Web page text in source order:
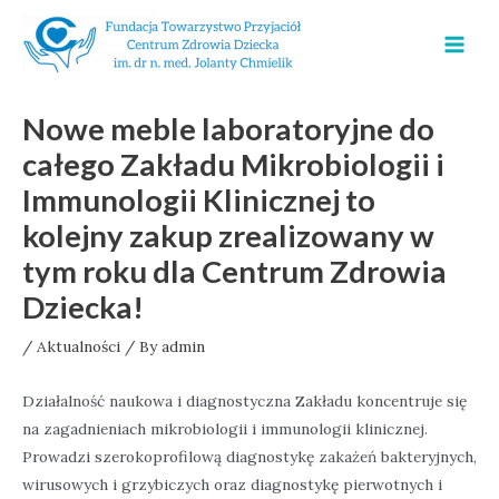
content
Nowe meble laboratoryjne do
całego Zakładu Mikrobiologii i
Immunologii Klinicznej to
kolejny zakup zrealizowany w
tym roku dla Centrum Zdrowia
Dziecka!
/ Aktualności / Byadmin
Działalność naukowa i diagnostyczna Zakładu koncentruje się
na zagadnieniach mikrobiologii i immunologii klinicznej.
Prowadzi szerokoprofilową diagnostykę zakażeń bakteryjnych,
wirusowych i grzybiczych oraz diagnostykę pierwotnych i